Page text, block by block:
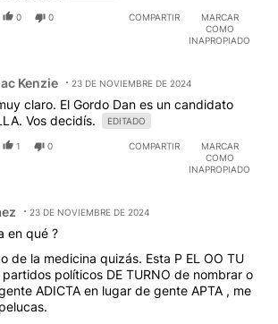
0 0 COMPARTIR
MARCAR
COMO
INAPROPIADO
Kenzie 23 DE NOVIEMBRE DE 2024
claro. El Gordo Dan es un candidato
Vos decidís.
EDITADO
1 0 COMPARTIR
MARCAR
COMO
INAPROPIADO
23 DE NOVIEMBRE DE 2024
en qué ?
de la medicina quizás. Esta P EL OO TU
partidos políticos DE TURNO de nombrar o
ADICTA en lugar de gente APTA , me